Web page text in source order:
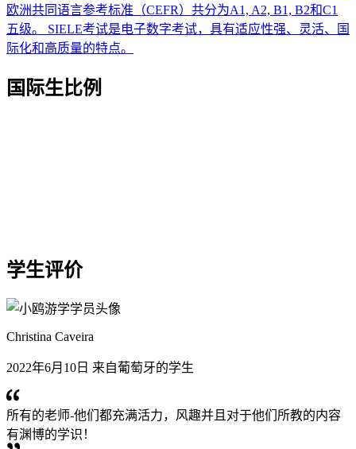
国际生比例
学生评价
Christina Caveira
2022年6月10日 来自葡萄牙的学生
所有的老师-他们都充满活力，风趣并且对于他们所教的内容
有渊博的学识！